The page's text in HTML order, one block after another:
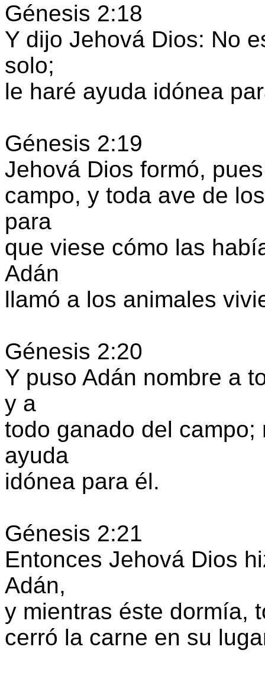
Génesis 2:18
Y dijo Jehová Dios: No
solo;
le haré ayuda idónea
Génesis 2:19
Jehová Dios formó,
campo, y toda ave de
para
que viese cómo las
Adán
llamó a los animales
Génesis 2:20
Y puso Adán nombre a
y a
todo ganado del
ayuda
idónea para él.
Génesis 2:21
Entonces Jehová Dios
Adán,
y mientras éste dormía,
cerró la carne en su